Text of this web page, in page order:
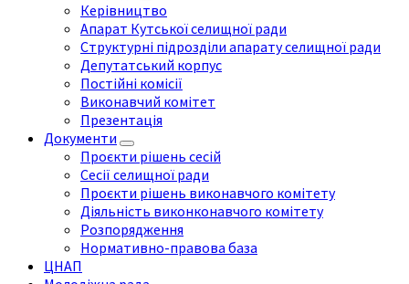
Керівництво
Апарат Кутської селищної ради
Структурні підрозділи апарату селищної ради
Депутатський корпус
Постійні комісії
Виконавчий комітет
Презентація
Документи
Проєкти рішень сесій
Сесії селищної ради
Проєкти рішень виконавчого комітету
Діяльність виконконавчого комітету
Розпорядження
Нормативно-правова база
ЦНАП